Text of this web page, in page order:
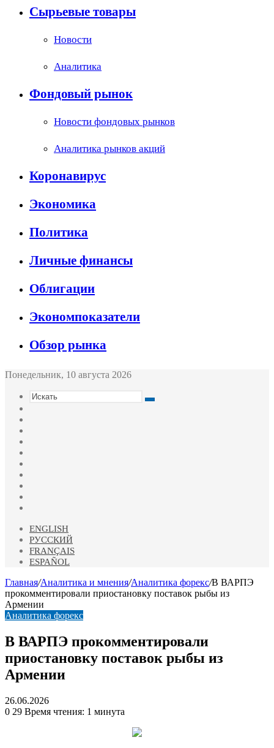
Сырьевые товары
Новости
Аналитика
Фондовый рынок
Новости фондовых рынков
Аналитика рынков акций
Коронавирус
Экономика
Политика
Личные финансы
Облигации
Экономпоказатели
Обзор рынка
Понедельник, 10 августа 2026
Искать
ENGLISH
РУССКИЙ
FRANÇAIS
ESPAÑOL
Главная/Аналитика и мнения/Аналитика форекс/В ВАРПЭ
прокомментировали приостановку поставок рыбы из
Армении
Аналитика форекс
В ВАРПЭ прокомментировали
приостановку поставок рыбы из
Армении
26.06.2026
0 29 Время чтения: 1 минута